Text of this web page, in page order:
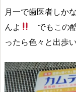
月一で歯医者しか
んよ
でもこの
ったら色々と出歩